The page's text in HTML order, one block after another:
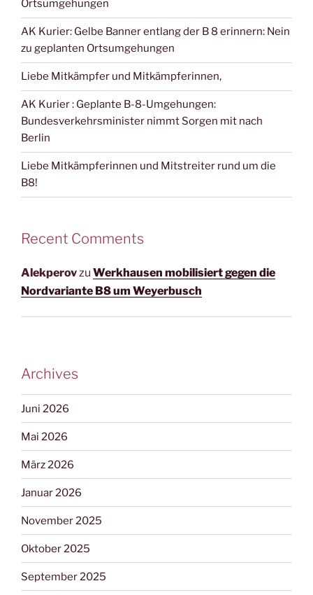
Ortsumgehungen
AK Kurier: Gelbe Banner entlang der B 8 erinnern: Nein
zu geplanten Ortsumgehungen
Liebe Mitkämpfer und Mitkämpferinnen,
AK Kurier : Geplante B-8-Umgehungen:
Bundesverkehrsminister nimmt Sorgen mit nach
Berlin
Liebe Mitkämpferinnen und Mitstreiter rund um die
B8!
Recent Comments
Alekperovzu Werkhausen mobilisiert gegen die
Nordvariante B8 um Weyerbusch
Archives
Juni 2026
Mai 2026
März 2026
Januar 2026
November 2025
Oktober 2025
September 2025